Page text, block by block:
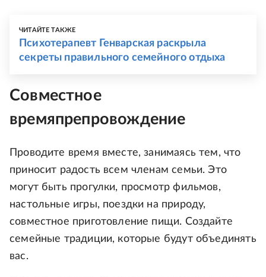
ЧИТАЙТЕ ТАКЖЕ
Психотерапевт Генварская раскрыла
секреты правильного семейного отдыха
Совместное
времяпрепровождение
Проводите время вместе, занимаясь тем, что
приносит радость всем членам семьи. Это
могут быть прогулки, просмотр фильмов,
настольные игры, поездки на природу,
совместное приготовление пищи. Создайте
семейные традиции, которые будут объединять
вас.